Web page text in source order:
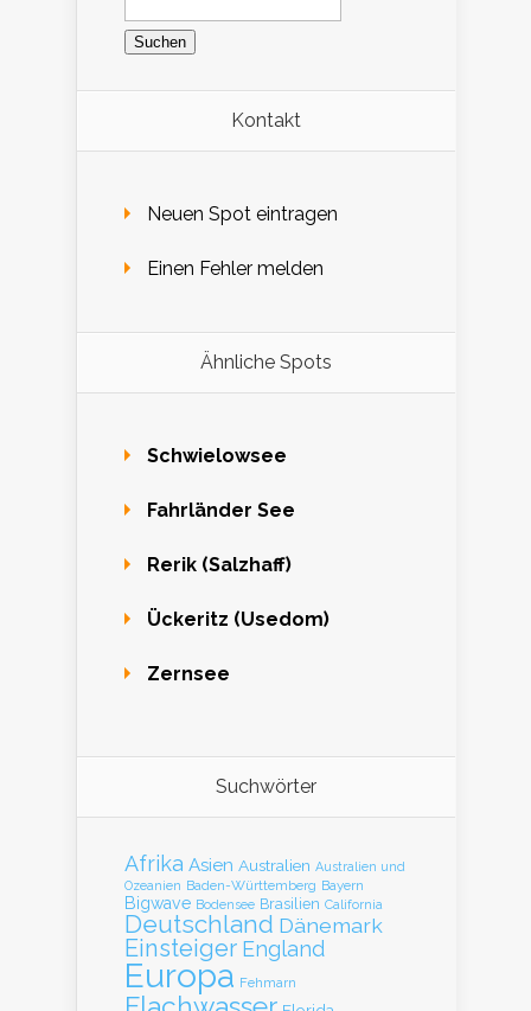
nach:
Kontakt
Neuen Spot eintragen
Einen Fehler melden
Ähnliche Spots
Schwielowsee
Fahrländer See
Rerik (Salzhaff)
Ückeritz (Usedom)
Zernsee
Suchwörter
Afrika Asien Australien Australien und
Ozeanien Baden-Württemberg Bayern
Bigwave Bodensee Brasilien California
Deutschland Dänemark
Einsteiger England
Europa Fehmarn